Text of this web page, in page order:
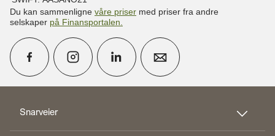
Snarveier
Du kan sammenligne våre priser med priser fra andre
selskaper på Finansportalen